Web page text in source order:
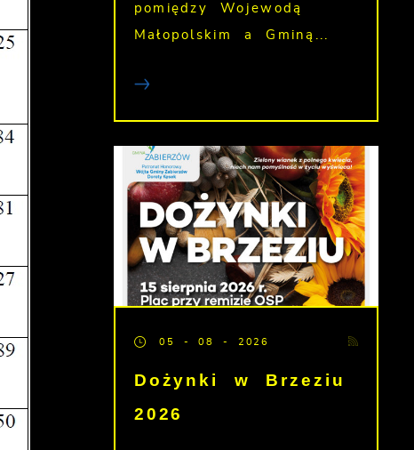
pomiędzy Wojewodą
Małopolskim a Gminą...
05 - 08 - 2026
Dożynki w Brzeziu
2026